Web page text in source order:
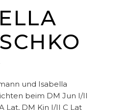
und Isabella
beim DM Jun I/II
Lat, DM Kin I/II C Lat